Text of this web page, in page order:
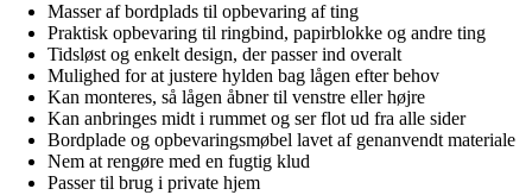
Masser af bordplads til opbevaring af ting
Praktisk opbevaring til ringbind, papirblokke og andre ting
Tidsløst og enkelt design, der passer ind overalt
Mulighed for at justere hylden bag lågen efter behov
Kan monteres, så lågen åbner til venstre eller højre
Kan anbringes midt i rummet og ser flot ud fra alle sider
Bordplade og opbevaringsmøbel lavet af genanvendt materiale
Nem at rengøre med en fugtig klud
Passer til brug i private hjem